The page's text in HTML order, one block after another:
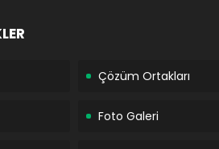
Çözüm Ortakları
Foto Galeri